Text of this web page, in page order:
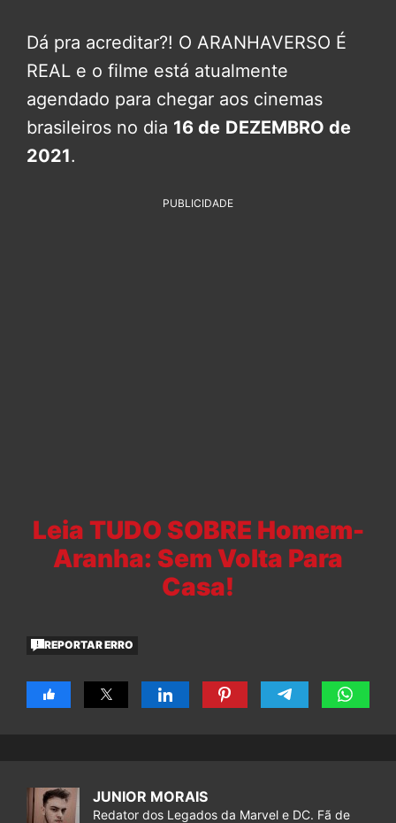
Dá pra acreditar?! O ARANHAVERSO É
REAL e o filme está atualmente
agendado para chegar aos cinemas
brasileiros no dia 16 de DEZEMBRO de
2021.
PUBLICIDADE
Leia TUDO SOBRE Homem-
Aranha: Sem Volta Para
Casa!
REPORTAR ERRO
JUNIOR MORAIS
Redator dos Legados da Marvel e DC. Fã de